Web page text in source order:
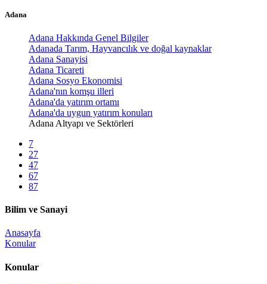
Adana
Adana Hakkında Genel Bilgiler
Adanada Tarım, Hayvancılık ve doğal kaynaklar
Adana Sanayisi
Adana Ticareti
Adana Sosyo Ekonomisi
Adana'nın komşu illeri
Adana'da yatırım ortamı
Adana'da uygun yatırım konuları
Adana Altyapı ve Sektörleri
7
27
47
67
87
Bilim ve Sanayi
Anasayfa
Konular
Konular